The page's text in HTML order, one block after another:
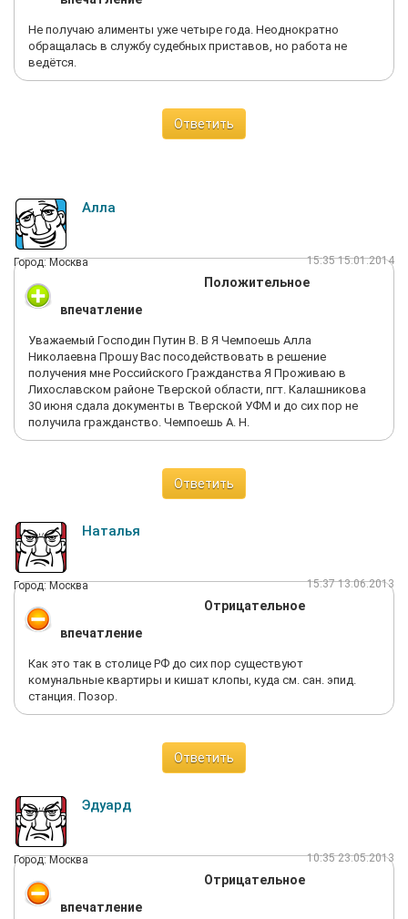
Не получаю алименты уже четыре года. Неоднократно
обращалась в службу судебных приставов, но работа не
ведётся.
Ответить
Алла
Город: Москва 15:35 15.01.2014
Положительное
впечатление
Уважаемый Господин Путин В. В Я Чемпоешь Алла
Николаевна Прошу Вас посодействовать в решение
получения мне Российского Гражданства Я Проживаю в
Лихославском районе Тверской области, пгт. Калашникова
30 июня сдала документы в Тверской УФМ и до сих пор не
получила гражданство. Чемпоешь А. Н.
Ответить
Наталья
Город: Москва 15:37 13.06.2013
Отрицательное
впечатление
Как это так в столице РФ до сих пор существуют
комунальные квартиры и кишат клопы, куда см. сан. эпид.
станция. Позор.
Ответить
Эдуард
Город: Москва 10:35 23.05.2013
Отрицательное
впечатление